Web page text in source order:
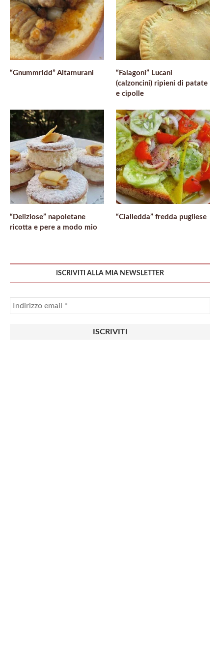
“Gnummridd” Altamurani
“Falagoni” Lucani
(calzoncini) ripieni di patate
e cipolle
“Deliziose” napoletane
ricotta e pere a modo mio
“Cialledda” fredda pugliese
ISCRIVITI ALLA MIA NEWSLETTER